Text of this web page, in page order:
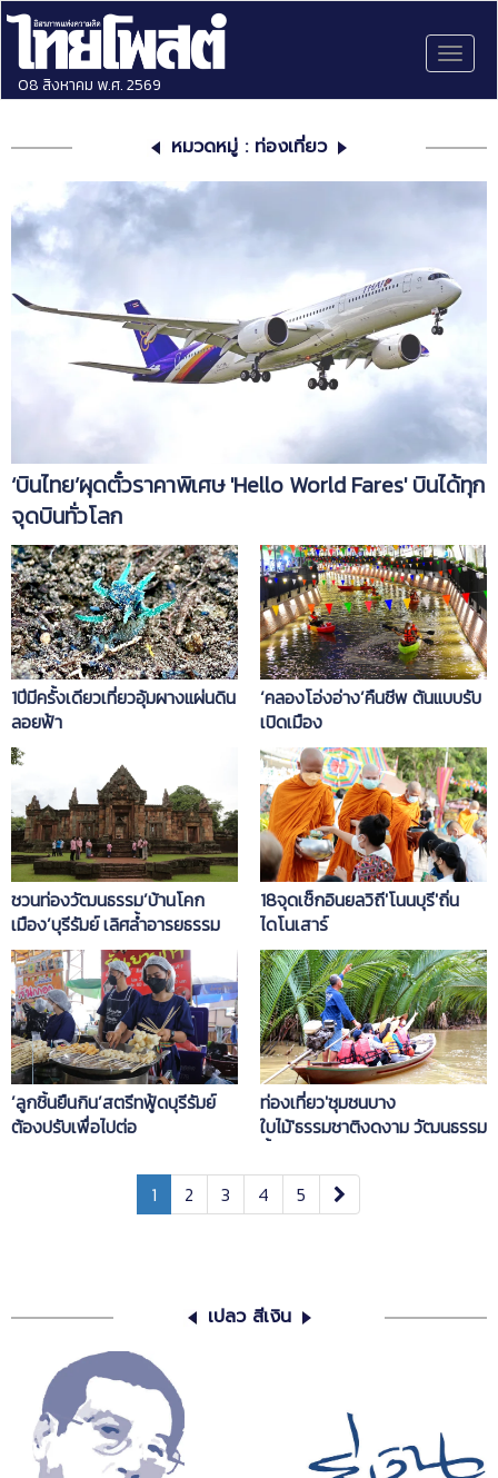
08 สิงหาคม พ.ศ. 2569
หมวดหมู่ : ท่องเที่ยว
‘บินไทย’ผุดตั๋วราคาพิเศษ 'Hello World Fares' บินได้ทุก
จุดบินทั่วโลก
1ปีมีครั้งเดียวเที่ยวอุ้มผางแผ่นดิน
ลอยฟ้า
‘คลองโอ่งอ่าง’คืนชีพ ต้นแบบรับ
เปิดเมือง
ชวนท่องวัฒนธรรม’บ้านโคก
เมือง’บุรีรัมย์ เลิศล้ำอารยธรรม
ขอม
18จุดเช็กอินยลวิถี'โนนบุรี'ถิ่น
ไดโนเสาร์
’ลูกชิ้นยืนกิน’สตรีทฟู้ดบุรีรัมย์
ต้องปรับเพื่อไปต่อ
ท่องเที่ยว'ชุมชนบาง
ใบไม้'ธรรมชาติงดงาม วัฒนธรรม
1
2 3 4 5
เปลว สีเงิน